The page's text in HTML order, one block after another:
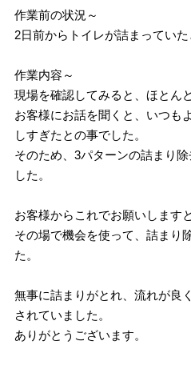
作業前の状況～
2日前からトイレが詰まっていた
作業内容～
現場を確認してみると、ほとん
お客様にお話を聞くと、いつも
しすぎたとの事でした。
そのため、3パターンの詰まり
した。
お客様からこれでお願いします
その場で機会を使って、詰まり
た。
無事に詰まりがとれ、流れが良
されていました。
ありがとうございます。